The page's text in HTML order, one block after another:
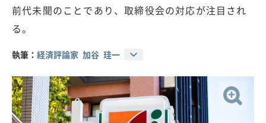
前代未聞のことであり、取締役会の対応が注目され
る。
執筆： 経済評論家 加谷 珪一